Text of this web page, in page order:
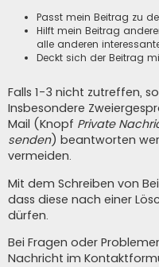
Passt mein Beitrag zu
Hilft mein Beitrag
alle anderen
Deckt sich der Beitrag
Falls 1-3 nicht zutreffen,
Insbesondere
Mail (Knopf Private
senden) beantworten
vermeiden.
Mit dem Schreiben von
dass diese nach einer
dürfen.
Bei Fragen oder
Nachricht im